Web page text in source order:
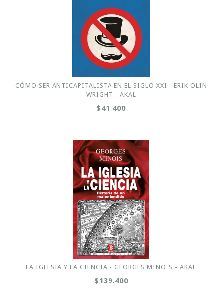
CÓMO SER ANTICAPITALISTA EN EL SIGLO XXI - ERIK OLIN
WRIGHT - AKAL
$41.400
LA IGLESIA Y LA CIENCIA - GEORGES MINOIS - AKAL
$139.400